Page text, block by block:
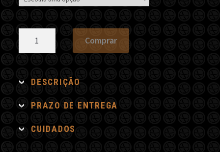
quantidade
Comprar
DESCRIÇÃO
PRAZO DE ENTREGA
CUIDADOS